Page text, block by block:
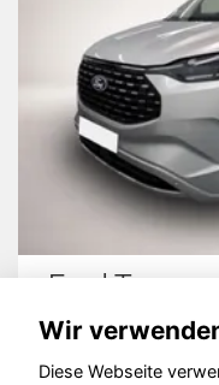
Ford
Wir
Diese Webseite